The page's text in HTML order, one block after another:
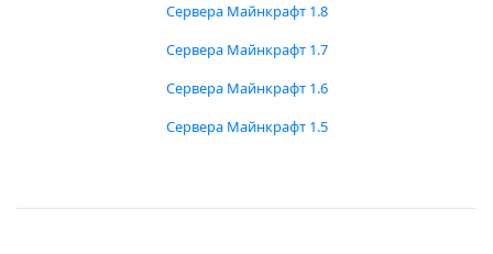
Сервера Майнкрафт 1.8
Сервера Майнкрафт 1.7
Сервера Майнкрафт 1.6
Сервера Майнкрафт 1.5